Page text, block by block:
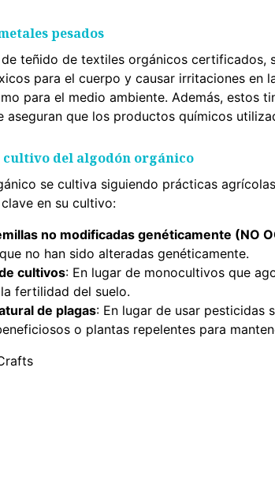
pesados
teñido de textiles orgánicos
para el cuerpo y causar irritaciones en
para el medio ambiente. Además, estos
aseguran que los productos químicos
cultivo del algodón orgánico
se cultiva siguiendo prácticas
en su cultivo:
no modificadas genéticamente (NO
no han sido alteradas genéticamente.
cultivos: En lugar de monocultivos que
fertilidad del suelo.
de plagas: En lugar de usar pesticidas
o plantas repelentes para